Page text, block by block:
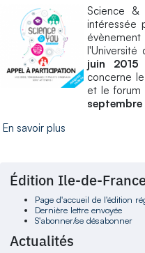
Science &
intéressée
l'Université
juin 2015
concerne
et le forum
septembre
En savoir plus
Édition Ile-de-
Page d'accueil de l'édition
Dernière lettre envoyée
S'abonner/se désabonner
Actualités